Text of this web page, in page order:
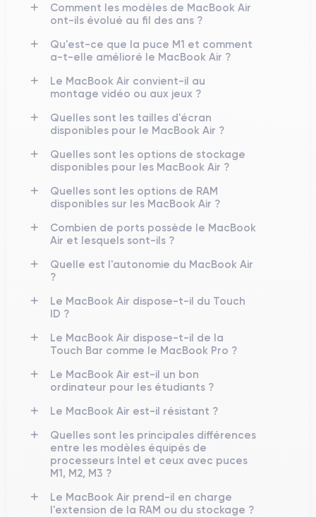
Comment les modèles de MacBook Air
ont-ils évolué au fil des ans ?
Qu'est-ce que la puce M1 et comment
a-t-elle amélioré le MacBook Air ?
Le MacBook Air convient-il au
montage vidéo ou aux jeux ?
Quelles sont les tailles d'écran
disponibles pour le MacBook Air ?
Quelles sont les options de stockage
disponibles pour les MacBook Air ?
Quelles sont les options de RAM
disponibles sur les MacBook Air ?
Combien de ports possède le MacBook
Air et lesquels sont-ils ?
Quelle est l'autonomie du MacBook Air
?
Le MacBook Air dispose-t-il du Touch
ID ?
Le MacBook Air dispose-t-il de la
Touch Bar comme le MacBook Pro ?
Le MacBook Air est-il un bon
ordinateur pour les étudiants ?
Le MacBook Air est-il résistant ?
Quelles sont les principales différences
entre les modèles équipés de
processeurs Intel et ceux avec puces
M1, M2, M3 ?
Le MacBook Air prend-il en charge
l'extension de la RAM ou du stockage ?